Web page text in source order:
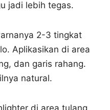
jadi lebih tegas.
2-3 tingkat
Aplikasikan di area
dan garis rahang.
natural.
di area tulang